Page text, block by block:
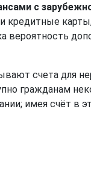
с
карты,
вероятность
счета для
гражданам
имея счёт в